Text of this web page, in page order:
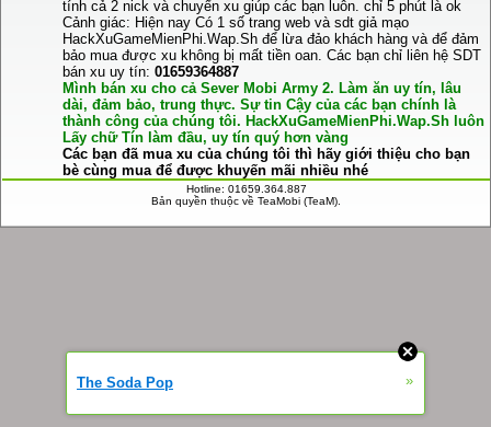
tính cả 2 nick và chuyển xu giúp các bạn luôn. chỉ 5 phút là ok
Cảnh giác: Hiện nay Có 1 số trang web và sdt giả mạo
HackXuGameMienPhi.Wap.Sh để lừa đảo khách hàng và để đảm
bảo mua được xu không bị mất tiền oan. Các bạn chỉ liên hệ SDT
bán xu uy tín: 01659364887
Mình bán xu cho cả Sever Mobi Army 2. Làm ăn uy tín, lâu
dài, đảm bảo, trung thực. Sự tin Cậy của các bạn chính là
thành công của chúng tôi. HackXuGameMienPhi.Wap.Sh luôn
Lấy chữ Tín làm đầu, uy tín quý hơn vàng
Các bạn đã mua xu của chúng tôi thì hãy giới thiệu cho bạn
bè cùng mua để được khuyến mãi nhiều nhé
Hotline: 01659.364.887
Bản quyền thuộc về TeaMobi (TeaM).
The Soda Pop »